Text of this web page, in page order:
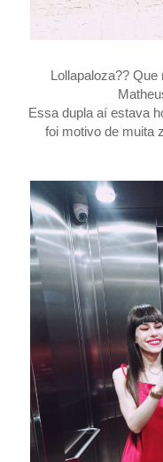
Lollapaloza??
Essa dupla aí estava
foi motivo de muita